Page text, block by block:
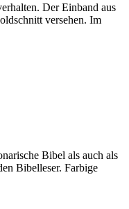
Der Einband aus
versehen. Im
Bibel als auch als
Bibelleser. Farbige